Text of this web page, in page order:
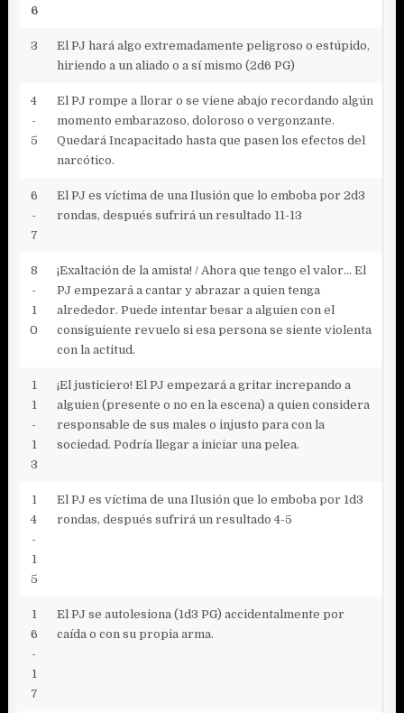
6
3
El PJ hará algo extremadamente peligroso o estúpido,
hiriendo a un aliado o a sí mismo (2d6 PG)
4
-
5
El PJ rompe a llorar o se viene abajo recordando algún
momento embarazoso, doloroso o vergonzante.
Quedará Incapacitado hasta que pasen los efectos del
narcótico.
6
-
7
El PJ es víctima de una Ilusión que lo emboba por 2d3
rondas, después sufrirá un resultado 11-13
8
-
1
0
¡Exaltación de la amista! / Ahora que tengo el valor… El
PJ empezará a cantar y abrazar a quien tenga
alrededor. Puede intentar besar a alguien con el
consiguiente revuelo si esa persona se siente violenta
con la actitud.
1
1
-
1
3
¡El justiciero! El PJ empezará a gritar increpando a
alguien (presente o no en la escena) a quien considera
responsable de sus males o injusto para con la
sociedad. Podría llegar a iniciar una pelea.
1
4
-
1
5
El PJ es víctima de una Ilusión que lo emboba por 1d3
rondas, después sufrirá un resultado 4-5
1
6
-
1
7
El PJ se autolesiona (1d3 PG) accidentalmente por
caída o con su propia arma.